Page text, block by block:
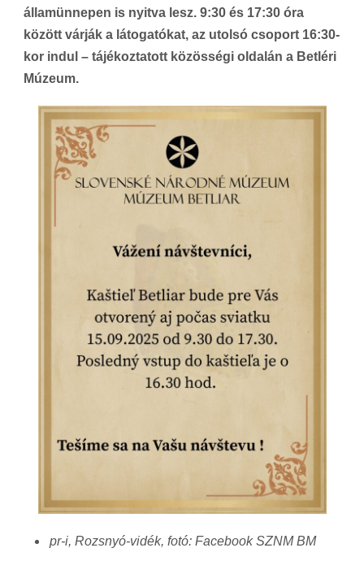
államünnepen is nyitva lesz. 9:30 és 17:30 óra
között várják a látogatókat, az utolsó csoport 16:30-
kor indul – tájékoztatott közösségi oldalán a Betléri
Múzeum.
pr-i, Rozsnyó-vidék, fotó: Facebook SZNM BM